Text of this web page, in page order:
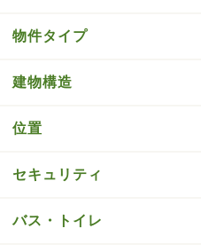
物件タイプ
建物構造
位置
セキュリティ
バス・トイレ